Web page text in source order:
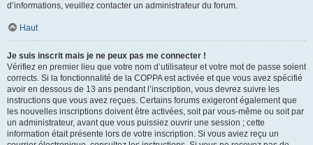
d’informations, veuillez contacter un administrateur du forum.
Haut
Je suis inscrit mais je ne peux pas me connecter !
Vérifiez en premier lieu que votre nom d’utilisateur et votre mot de passe soient
corrects. Si la fonctionnalité de la COPPA est activée et que vous avez spécifié
avoir en dessous de 13 ans pendant l’inscription, vous devrez suivre les
instructions que vous avez reçues. Certains forums exigeront également que
les nouvelles inscriptions doivent être activées, soit par vous-même ou soit par
un administrateur, avant que vous puissiez ouvrir une session ; cette
information était présente lors de votre inscription. Si vous aviez reçu un